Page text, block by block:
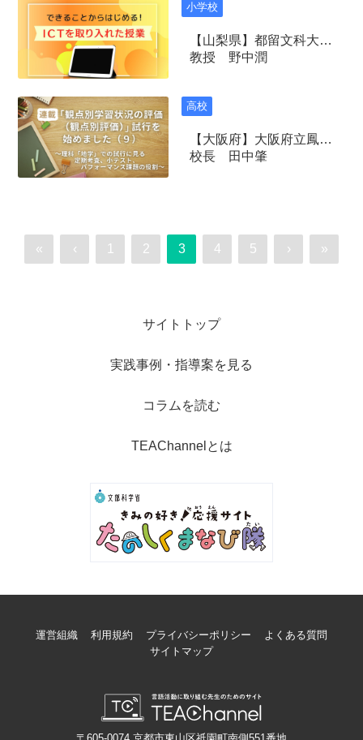
小学校
【山梨県】都留文科大学 国文学科
教授 野中潤
高校
【大阪府】大阪府立鳳高等学校
校長 田中肇
« ‹ 1 2 3 4 5 › »
サイトトップ
実践事例・指導案を見る
コラムを読む
TEAChannelとは
運営組織 利用規約 プライバシーポリシー
よくある質問
サイトマップ